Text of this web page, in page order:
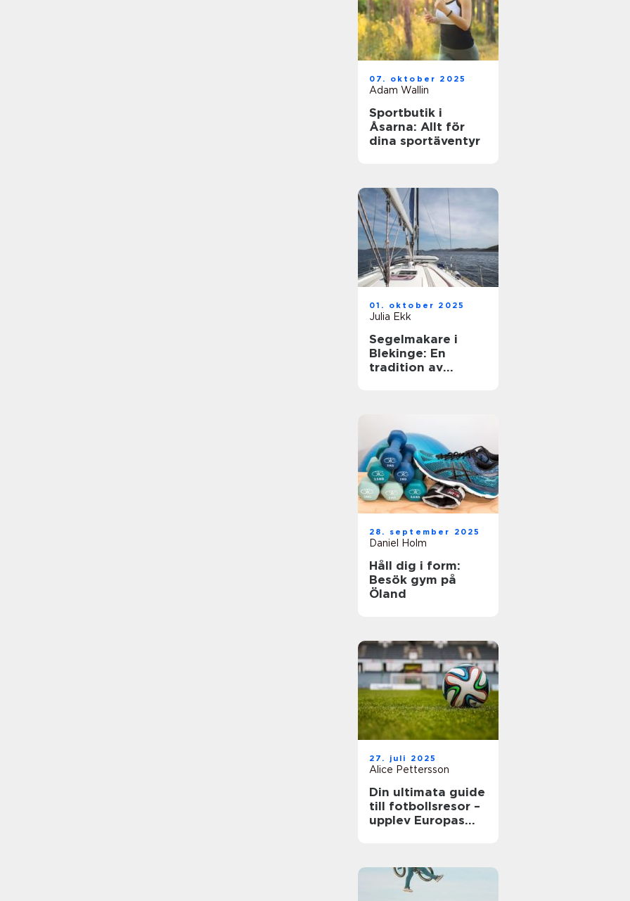
07. oktober 2025
Adam Wallin
Sportbutik i
Åsarna: Allt för
dina sportäventyr
01. oktober 2025
Julia Ekk
Segelmakare i
Blekinge: En
tradition av
28. september 2025
Daniel Holm
Håll dig i form:
Besök gym på
Öland
27. juli 2025
Alice Pettersson
Din ultimata guide
till fotbollsresor –
upplev Europas